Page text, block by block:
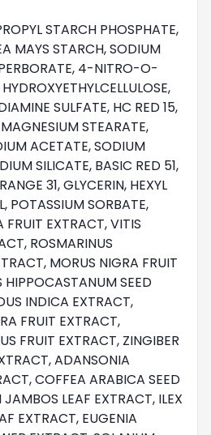
STARCH PHOSPHATE,
MAYS STARCH, SODIUM
4-NITRO-O-
SULFATE, HC RED 15,
STEARATE,
ACETATE, SODIUM
SILICATE, BASIC RED 51,
31, GLYCERIN, HEXYL
POTASSIUM SORBATE,
FRUIT EXTRACT, VITIS
ROSMARINUS
MORUS NIGRA FRUIT
HIPPOCASTANUM SEED
INDICA EXTRACT,
FRUIT EXTRACT,
FRUIT EXTRACT, ZINGIBER
ADANSONIA
COFFEA ARABICA SEED
LEAF EXTRACT, ILEX
EXTRACT, EUGENIA